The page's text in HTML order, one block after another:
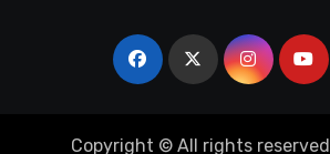
Copyright © All rights reserved